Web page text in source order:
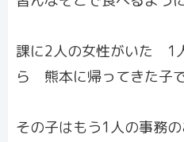
課に2人の女性がいた
ら 熊本に帰ってきた子
その子はもう1人の事務